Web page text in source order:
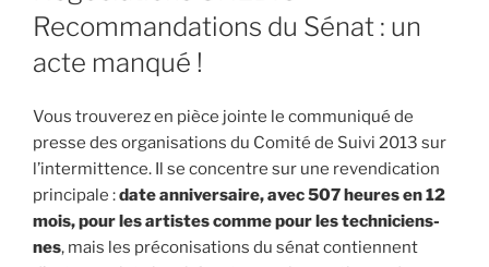
Recommandations du Sénat : un
acte manqué !
Vous trouverez en pièce jointe le communiqué de
presse des organisations du Comité de Suivi 2013 sur
l’intermittence. Il se concentre sur une revendication
principale :date anniversaire, avec 507 heures en 12
mois, pour les artistes comme pour les techniciens-
nes, mais les préconisations du sénat contiennent